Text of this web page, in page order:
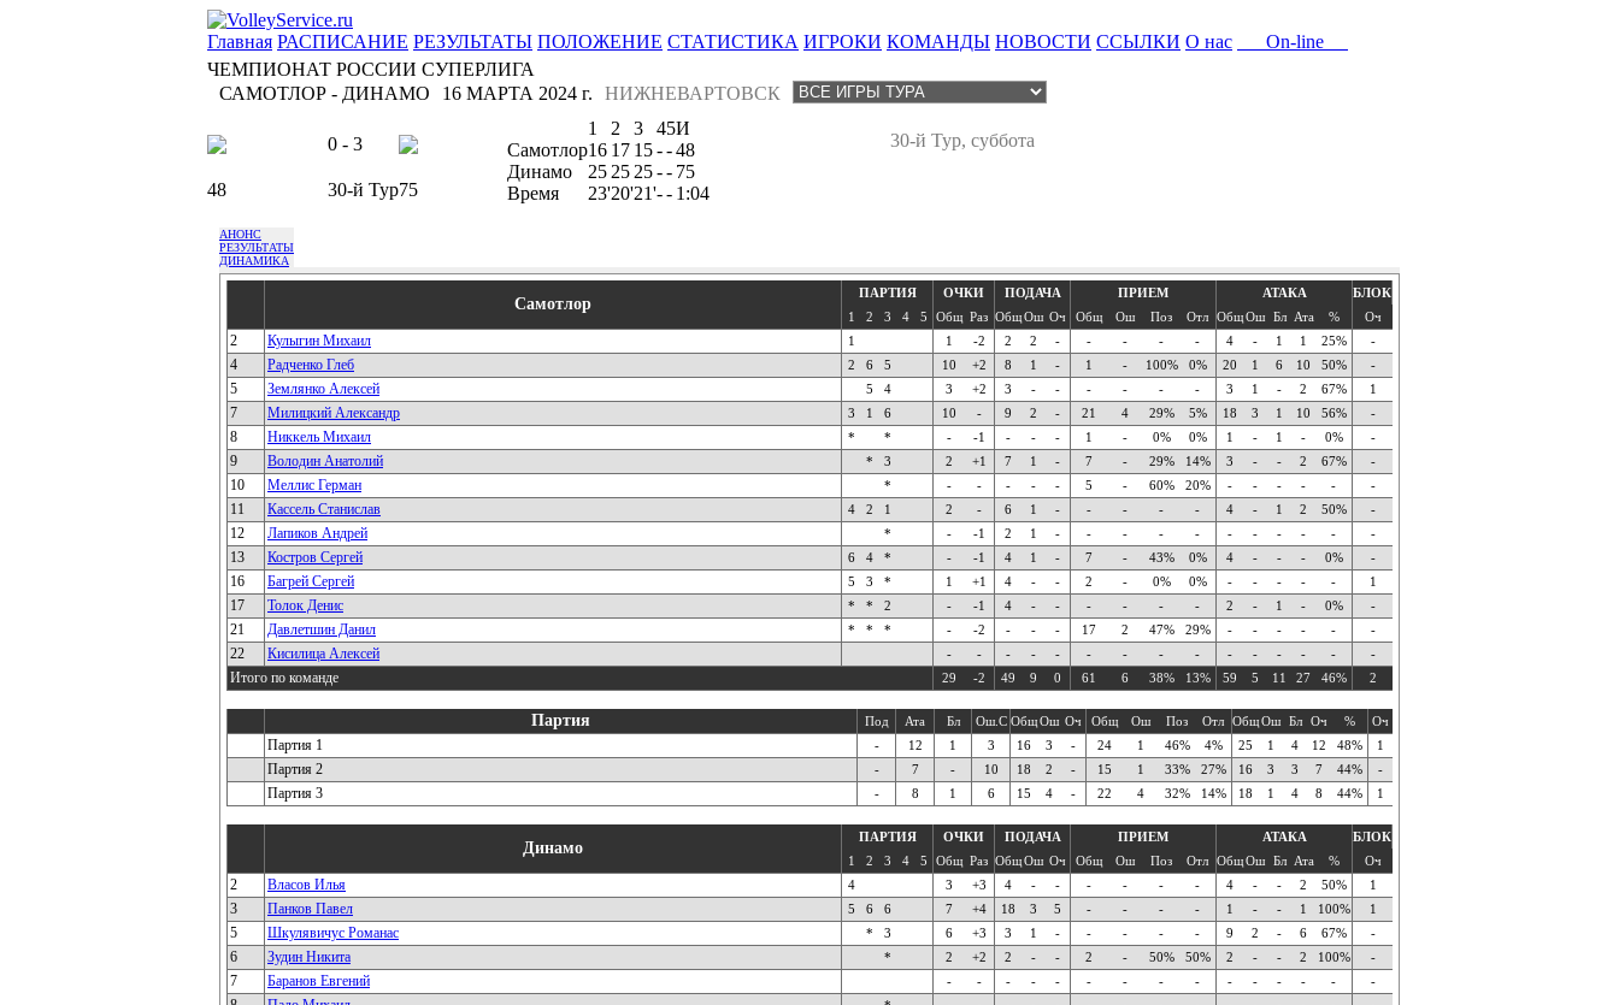
Главная РАСПИСАНИЕ РЕЗУЛЬТАТЫ ПОЛОЖЕНИЕ СТАТИСТИКА ИГРОКИ КОМАНДЫ НОВОСТИ ССЫЛКИ О нас
On-line
ЧЕМПИОНАТ РОССИИ СУПЕРЛИГА
САМОТЛОР - ДИНАМО
НИЖНЕВАРТОВСК
16 МАРТА 2024 г.
0 - 3
48 30-й Тур75
30-й Тур, суббота
1 2 3 45И
Самотлор16 17 15--48
Динамо
25 25 25-- 75
Время
23'20'21'-- 1:04
АНОНС
РЕЗУЛЬТАТЫ
ДИНАМИКА
Самотлор
ПАРТИЯ ОЧКИ ПОДАЧА ПРИЕМ АТАКА
БЛОК
1
2 3 4 5 Общ Раз ОбщОш Оч Общ Ош Поз Отл ОбщОш Бл Ата % Оч
2 Кулыгин Михаил 1 1 -2 2 2 - - - - - 4 - 1 1 25% -
4 Радченко Глеб 2 6 5 10 +2 8 1 - 1 - 100% 0% 20 1 6 10 50% -
5 Землянко Алексей 5 4 3 +2 3 - - - - - - 3 1 - 2 67% 1
7 Милицкий Александр 3 1 6 10 - 9 2 - 21 4 29% 5% 18 3 1 10 56% -
8 Никкель Михаил * * - -1 - - - 1 - 0% 0% 1 - 1 - 0% -
9 Володин Анатолий * 3 2 +1 7 1 - 7 - 29% 14% 3 - - 2 67% -
10 Меллис Герман * - - - - - 5 - 60% 20% - - - - - -
11 Кассель Станислав 4 2 1 2 - 6 1 - - - - - 4 - 1 2 50% -
12 Лапиков Андрей * - -1 2 1 - - - - - - - - - - -
13 Костров Сергей 6 4 * - -1 4 1 - 7 - 43% 0% 4 - - - 0% -
16 Багрей Сергей 5 3 * 1 +1 4 - - 2 - 0% 0% - - - - - 1
17 Толок Денис * * 2 - -1 4 - - - - - - 2 - 1 - 0% -
21 Давлетшин Данил * * * - -2 - - - 17 2 47% 29% - - - - - -
22 Кисилица Алексей - - - - - - - - - - - - - - -
Итого по команде 29 -2 49 9 0 61 6 38% 13% 59 5 11 27 46% 2
Партия Под Ата Бл Ош.С ОбщОш Оч Общ Ош Поз Отл ОбщОш Бл Оч % Оч
Партия 1 - 12 1 3 16 3 - 24 1 46% 4% 25 1 4 12 48% 1
Партия 2 - 7 - 10 18 2 - 15 1 33% 27% 16 3 3 7 44% -
Партия 3 - 8 1 6 15 4 - 22 4 32% 14% 18 1 4 8 44% 1
Динамо
ПАРТИЯ ОЧКИ ПОДАЧА ПРИЕМ АТАКА
БЛОК
1
2 3 4 5 Общ Раз ОбщОш Оч Общ Ош Поз Отл ОбщОш Бл Ата % Оч
2 Власов Илья 4 3 +3 4 - - - - - - 4 - - 2 50% 1
3 Панков Павел 5 6 6 7 +4 18 3 5 - - - - 1 - - 1 100% 1
5 Шкулявичус Романас * 3 6 +3 3 1 - - - - - 9 2 - 6 67% -
6 Зудин Никита * 2 +2 2 - - 2 - 50% 50% 2 - - 2 100% -
7 Баранов Евгений - - - - - - - - - - - - - - -